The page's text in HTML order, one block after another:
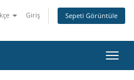
Giriş Sepeti Görüntüle